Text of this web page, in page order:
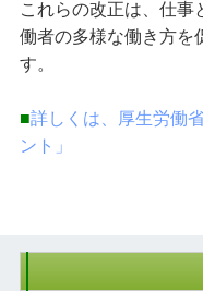
これらの改正は、仕事
働者の多様な働き方を
す。
■詳しくは、厚生労働
ント」